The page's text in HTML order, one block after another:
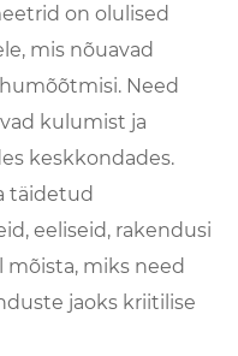
on olulised
mis nõuavad
Need
kulumist ja
keskkondades.
täidetud
eeliseid, rakendusi
mõista, miks need
jaoks kriitilise